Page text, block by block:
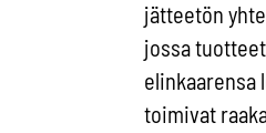
jätteetön
jossa tuotteet
elinkaarensa
toimivat